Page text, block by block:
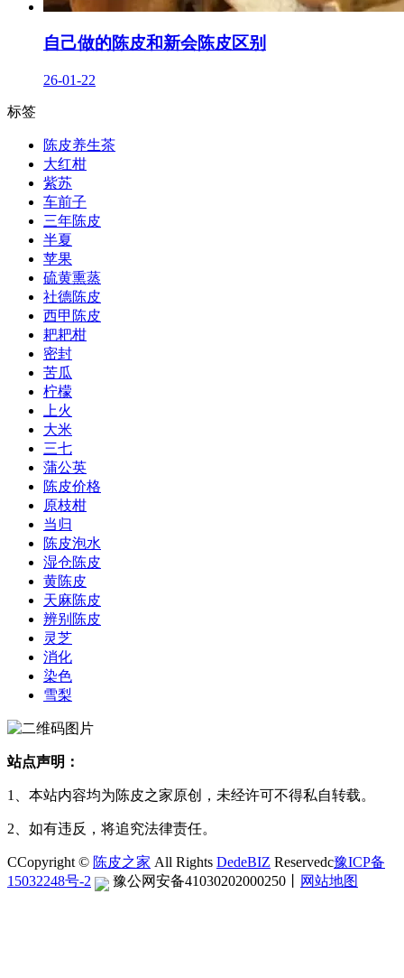
自己做的陈皮和新会陈皮区别
26-01-22
标签
陈皮养生茶
大红柑
紫苏
车前子
三年陈皮
半夏
苹果
硫黄熏蒸
社德陈皮
西甲陈皮
耙耙柑
密封
苦瓜
柠檬
上火
大米
三七
蒲公英
陈皮价格
原枝柑
当归
陈皮泡水
湿仓陈皮
黄陈皮
天麻陈皮
辨别陈皮
灵芝
消化
染色
雪梨
站点声明：
1、本站内容均为陈皮之家原创，未经许可不得私自转载。
2、如有违反，将追究法律责任。
CCopyright © 陈皮之家 All Rights DedeBIZ Reservedc豫ICP备
15032248号-2
豫公网安备41030202000250 网站地图